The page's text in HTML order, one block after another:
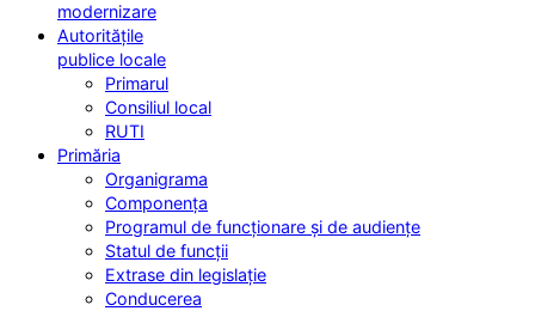
modernizare
Autoritățile
publice locale
Primarul
Consiliul local
RUTI
Primăria
Organigrama
Componența
Programul de funcționare și de audiențe
Statul de funcții
Extrase din legislație
Conducerea